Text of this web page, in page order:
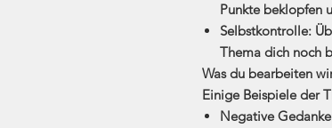
Punkte beklopfen
Selbstkontrolle:
Thema dich noch
Was du bearbeiten
Einige Beispiele der
Negative